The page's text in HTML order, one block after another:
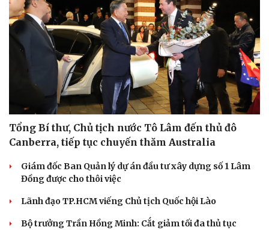
Tổng Bí thư, Chủ tịch nước Tô Lâm đến thủ đô
Canberra, tiếp tục chuyến thăm Australia
Giám đốc Ban Quản lý dự án đầu tư xây dựng số 1 Lâm
Đồng được cho thôi việc
Lãnh đạo TP.HCM viếng Chủ tịch Quốc hội Lào
Bộ trưởng Trần Hồng Minh: Cắt giảm tối đa thủ tục